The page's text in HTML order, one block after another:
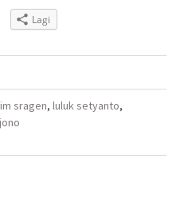
Lagi
sragen, luluk setyanto,